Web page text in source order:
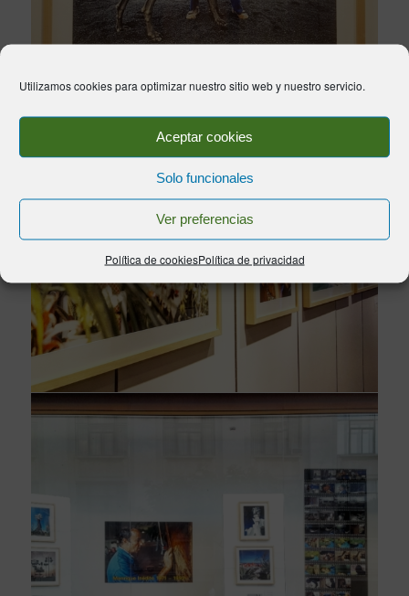
Utilizamos cookies para optimizar nuestro sitio web y nuestro servicio.
Aceptar cookies
Solo funcionales
Ver preferencias
Política de cookiesPolítica de privacidad